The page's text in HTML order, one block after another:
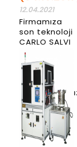
12.04.2021
Firmamıza
son teknoloji
CARLO SALVI
CS003
perçin presi
makinesini
almış
Haber
Detay